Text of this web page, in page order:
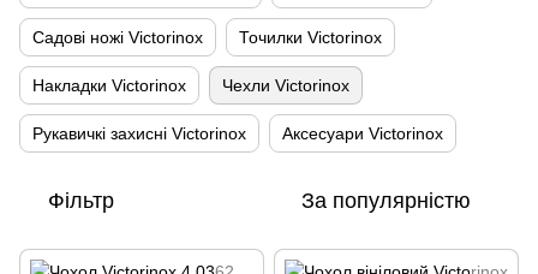
Садові ножі Victorinox Точилки Victorinox
Накладки Victorinox Чехли Victorinox
Рукавичкі захисні Victorinox Аксесуари Victorinox
Фільтр За популярністю